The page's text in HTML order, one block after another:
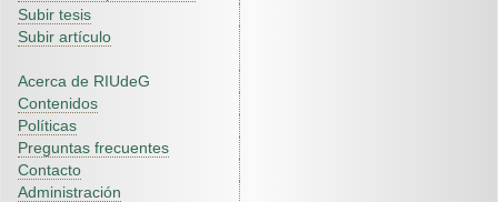
Subir tesis
Subir artículo
Acerca de RIUdeG
Contenidos
Políticas
Preguntas frecuentes
Contacto
Administración